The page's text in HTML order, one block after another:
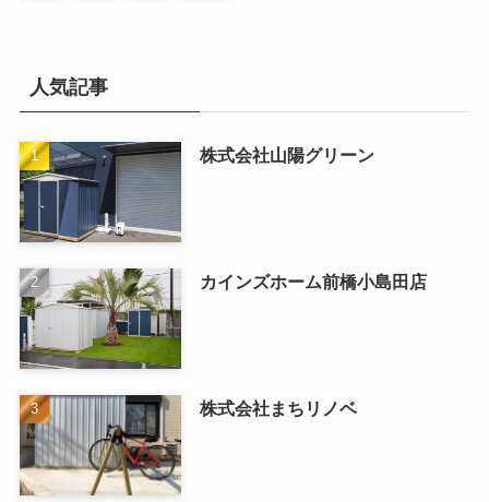
人気記事
株式会社山陽グリーン
カインズホーム前橋小島田店
株式会社まちリノベ